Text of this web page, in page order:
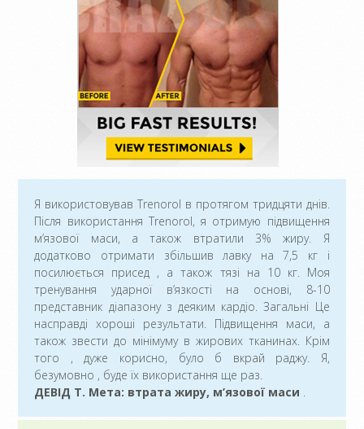
Я використовував Trenorol в протягом тридцяти днів.
Після використання Trenorol, я отримую підвищення
м’язової маси, а також втратили 3% жиру. Я
додатково отримати збільшив лавку на 7,5 кг і
посилюється присед , а також тязі на 10 кг. Моя
тренування ударної в’язкості на основі, 8-10
представник діапазону з деяким кардіо. Загальні Це
насправді хороші результати. Підвищення маси, а
також звести до мінімуму в жирових тканинах. Крім
того , дуже корисно, було б вкрай раджу. Я,
безумовно , буде їх використання ще раз.
ДЕВІД Т. Мета: втрата жиру, м’язової маси .